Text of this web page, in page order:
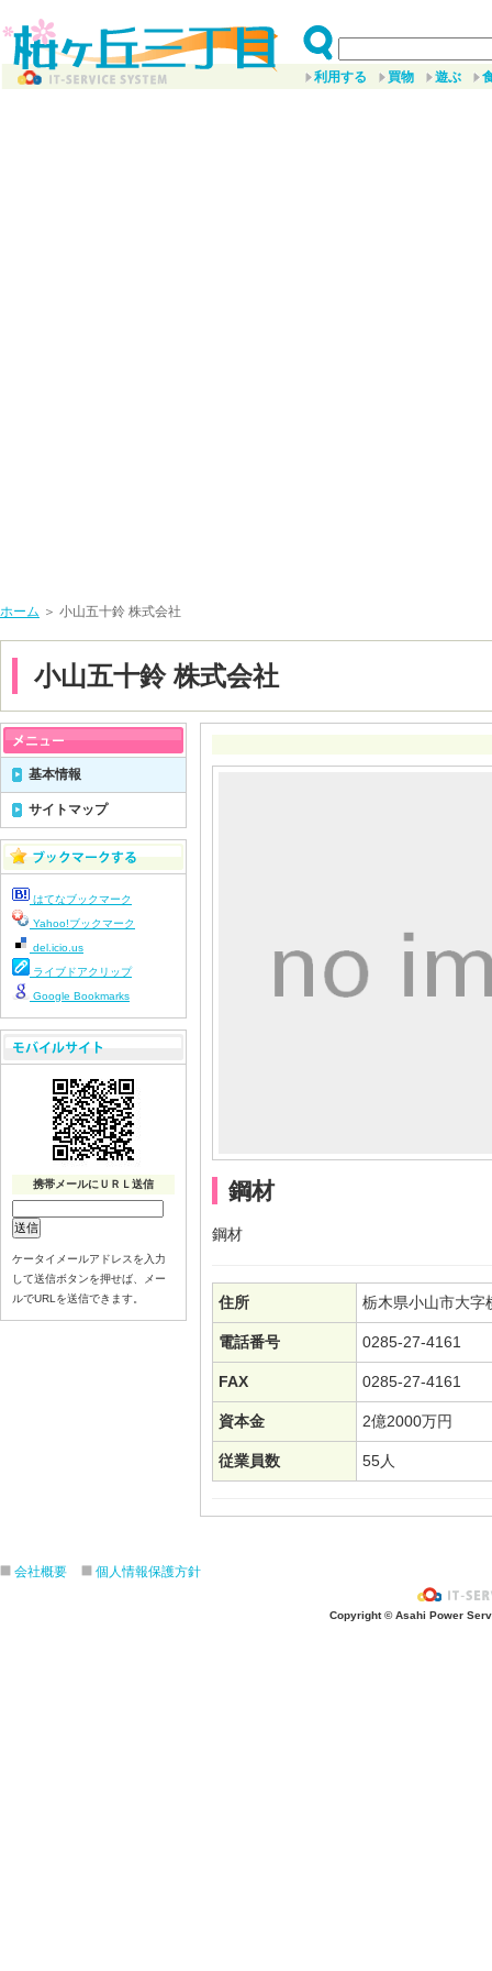
利用する 買物 遊ぶ
ホーム ＞ 小山五十鈴 株式会社
小山五十鈴 株式会社
鋼材
鋼材
住所 栃木県小山市大字
電話番号 0285-27-4161
FAX 0285-27-4161
資本金 2億2000万円
従業員数 55人
基本情報
サイトマップ
はてなブックマーク
Yahoo!ブックマーク
del.icio.us
ライブドアクリップ
Google Bookmarks
携帯メールにＵＲＬ送信
ケータイメールアドレスを入力
して送信ボタンを押せば、メー
ルでURLを送信できます。
会社概要 個人情報保護方針
Copyright © Asahi Power